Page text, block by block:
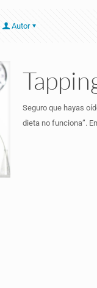
Autor
Seguro que hayas
dieta no funciona”.